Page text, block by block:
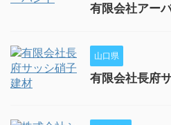
有限会社アー
山口県
有限会社長府